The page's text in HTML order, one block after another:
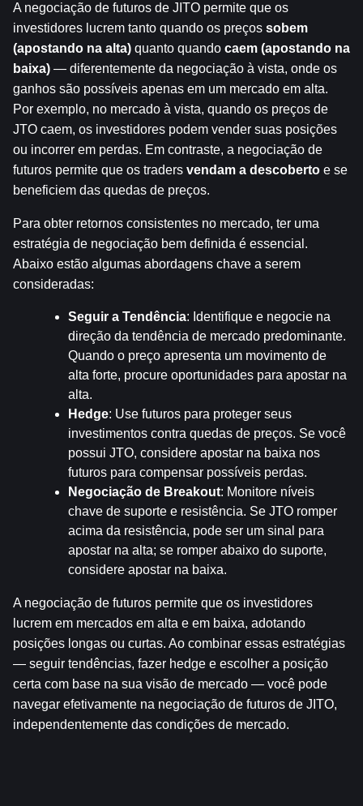
A negociação de futuros de JITO permite que os
investidores lucrem tanto quando os preços sobem
(apostando na alta) quanto quando caem (apostando na
baixa) — diferentemente da negociação à vista, onde os
ganhos são possíveis apenas em um mercado em alta.
Por exemplo, no mercado à vista, quando os preços de
JTO caem, os investidores podem vender suas posições
ou incorrer em perdas. Em contraste, a negociação de
futuros permite que os traders vendam a descoberto e se
beneficiem das quedas de preços.
Para obter retornos consistentes no mercado, ter uma
estratégia de negociação bem definida é essencial.
Abaixo estão algumas abordagens chave a serem
consideradas:
Seguir a Tendência: Identifique e negocie na
direção da tendência de mercado predominante.
Quando o preço apresenta um movimento de
alta forte, procure oportunidades para apostar na
alta.
Hedge: Use futuros para proteger seus
investimentos contra quedas de preços. Se você
possui JTO, considere apostar na baixa nos
futuros para compensar possíveis perdas.
Negociação de Breakout: Monitore níveis
chave de suporte e resistência. Se JTO romper
acima da resistência, pode ser um sinal para
apostar na alta; se romper abaixo do suporte,
considere apostar na baixa.
A negociação de futuros permite que os investidores
lucrem em mercados em alta e em baixa, adotando
posições longas ou curtas. Ao combinar essas estratégias
— seguir tendências, fazer hedge e escolher a posição
certa com base na sua visão de mercado — você pode
navegar efetivamente na negociação de futuros de JITO,
independentemente das condições de mercado.